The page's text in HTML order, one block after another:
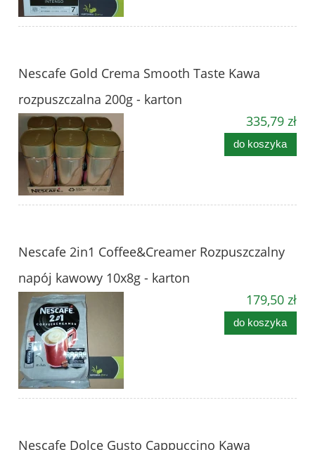
Nescafe Gold Crema Smooth Taste Kawa
rozpuszczalna 200g - karton
335,79 zł
do koszyka
Nescafe 2in1 Coffee&Creamer Rozpuszczalny
napój kawowy 10x8g - karton
179,50 zł
do koszyka
Nescafe Dolce Gusto Cappuccino Kawa